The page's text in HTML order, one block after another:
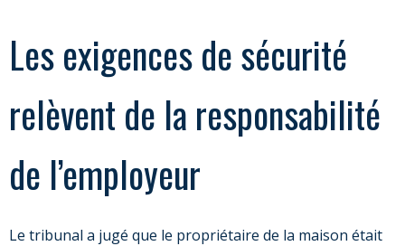
Les exigences de sécurité
relèvent de la responsabilité
de l’employeur
Le tribunal a jugé que le propriétaire de la maison était